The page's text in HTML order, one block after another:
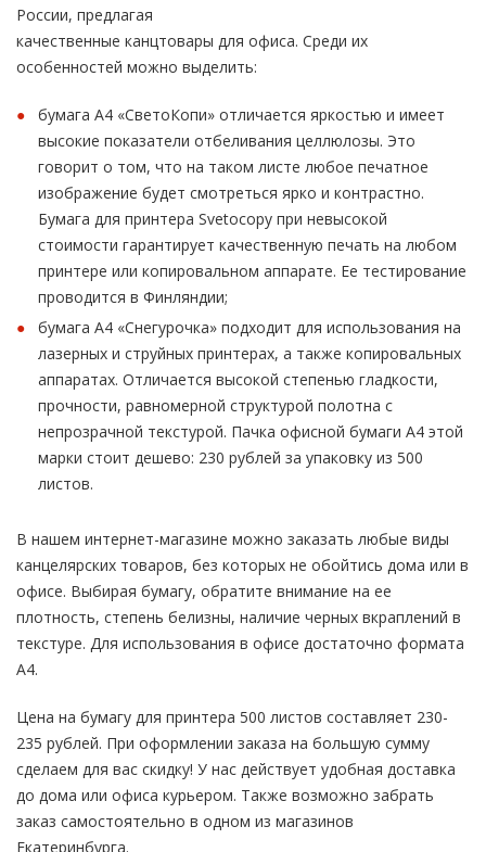
России, предлагая
качественные канцтовары для офиса. Среди их
особенностей можно выделить:
бумага А4 «СветоКопи» отличается яркостью и имеет
высокие показатели отбеливания целлюлозы. Это
говорит о том, что на таком листе любое печатное
изображение будет смотреться ярко и контрастно.
Бумага для принтера Svetocopy при невысокой
стоимости гарантирует качественную печать на любом
принтере или копировальном аппарате. Ее тестирование
проводится в Финляндии;
бумага А4 «Снегурочка» подходит для использования на
лазерных и струйных принтерах, а также копировальных
аппаратах. Отличается высокой степенью гладкости,
прочности, равномерной структурой полотна с
непрозрачной текстурой. Пачка офисной бумаги А4 этой
марки стоит дешево: 230 рублей за упаковку из 500
листов.
В нашем интернет-магазине можно заказать любые виды
канцелярских товаров, без которых не обойтись дома или в
офисе. Выбирая бумагу, обратите внимание на ее
плотность, степень белизны, наличие черных вкраплений в
текстуре. Для использования в офисе достаточно формата
А4.
Цена на бумагу для принтера 500 листов составляет 230-
235 рублей. При оформлении заказа на большую сумму
сделаем для вас скидку! У нас действует удобная доставка
до дома или офиса курьером. Также возможно забрать
заказ самостоятельно в одном из магазинов
Екатеринбурга.